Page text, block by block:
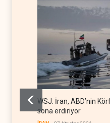
WSJ: İran, ABD’nin
sona erdiriyor